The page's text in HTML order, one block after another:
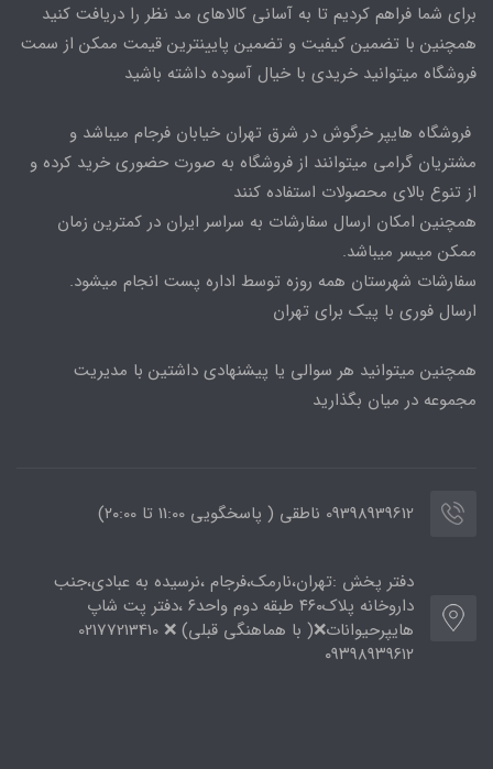
برای شما فراهم کردیم تا به آسانی کالاهای مد نظر را دریافت کنید
همچنین با تضمین کیفیت و تضمین پایینترین قیمت ممکن از سمت
فروشگاه میتوانید خریدی با خیال آسوده داشته باشید
فروشگاه هایپر خرگوش در شرق تهران خیابان فرجام میباشد و
مشتریان گرامی میتوانند از فروشگاه به صورت حضوری خرید کرده و
از تنوع بالای محصولات استفاده کنند
همچنین امکان ارسال سفارشات به سراسر ایران در کمترین زمان
ممکن میسر میباشد.
سفارشات شهرستان همه روزه توسط اداره پست انجام میشود.
ارسال فوری با پیک برای تهران
همچنین میتوانید هر سوالی یا پیشنهادی داشتین با مدیریت
مجموعه در میان بگذارید
09398939612 ناطقی ( پاسخگویی 11:00 تا ۲۰:00)
دفتر پخش :تهران،نارمک،فرجام ،نرسیده به عبادی،جنب
داروخانه پلاک۴۶۰ طبقه دوم واحد۶ ،دفتر پت شاپ
هایپرحیوانات❌( با هماهنگی قبلی) ❌ 02177213410
۰۹۳۹۸۹۳۹۶۱۲